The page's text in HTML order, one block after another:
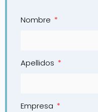
Nombre
Apellidos
Empresa